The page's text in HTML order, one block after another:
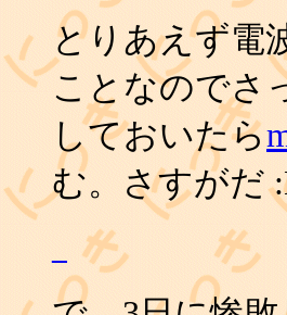
とりあえず電
ことなのでさ
しておいたら
む。さすがだ